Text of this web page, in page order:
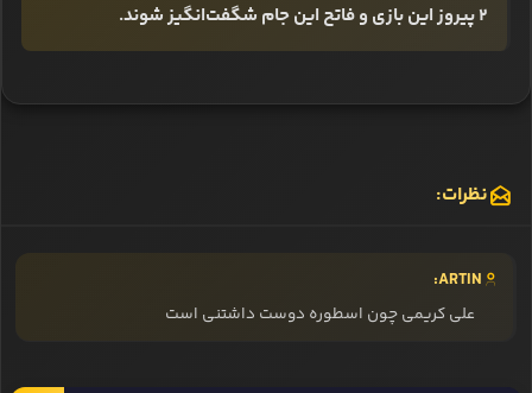
2 پیروز این بازی و فاتح این جام شگفت‌انگیز شوند.
نظرات:
ARTIN:
علی کریمی چون اسطوره دوست داشتنی است